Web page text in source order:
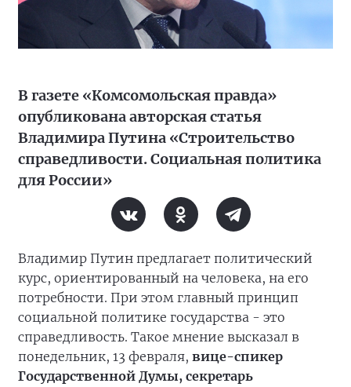
В газете «Комсомольская правда»
опубликована авторская статья
Владимира Путина «Строительство
справедливости. Социальная политика
для России»
Владимир Путин предлагает политический
курс, ориентированный на человека, на его
потребности. При этом главный принцип
социальной политике государства - это
справедливость. Такое мнение высказал в
понедельник, 13 февраля, вице-спикер
Государственной Думы, секретарь